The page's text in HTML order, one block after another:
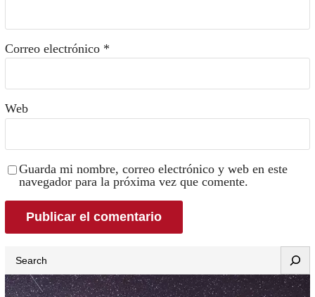
Correo electrónico *
Web
Guarda mi nombre, correo electrónico y web en este
navegador para la próxima vez que comente.